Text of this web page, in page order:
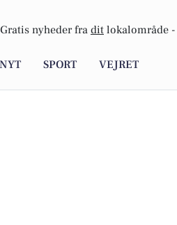
Gratis nyheder fra dit lokalområde -
SPORT VEJRET